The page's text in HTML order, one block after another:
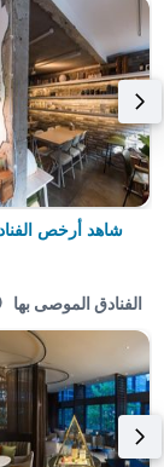
شاهد أرخص
الفنادق الموصى بها